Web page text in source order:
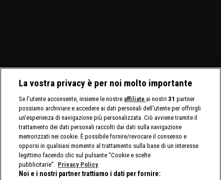
La vostra privacy è per noi molto importante
Se l'utente acconsente, insieme le nostre affiliate ai nostri31 partner
possiamo archiviare e accedere ai dati personali dell'utente per offrirgli
un'esperienza di navigazione più personalizzata. Ciò avviene tramite il
trattamento dei dati personali raccolti dai dati sulla navigazione
memorizzati nei cookie. È possibile fornire/revocare il consenso e
opporsi in qualsiasi momento al trattamento sulla base di un interesse
legittimo facendo clic sul pulsante “Cookie e scelte
pubblicitarie”. Privacy Policy
Noi e i nostri partner trattiamo i dati per fornire: